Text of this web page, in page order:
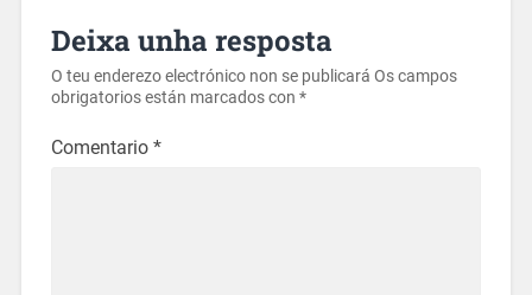
Deixa unha resposta
O teu enderezo electrónico non se publicará Os campos
obrigatorios están marcados con *
Comentario *